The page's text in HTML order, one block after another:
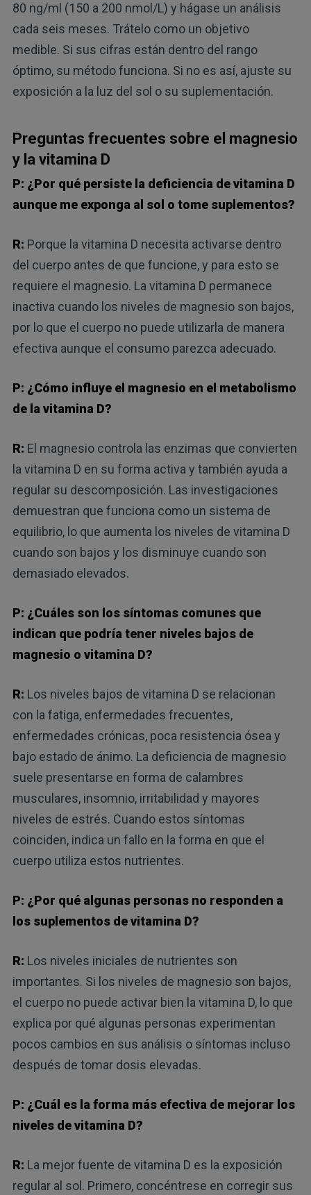
80 ng/ml (150 a 200 nmol/L) y hágase un análisis
cada seis meses. Trátelo como un objetivo
medible. Si sus cifras están dentro del rango
óptimo, su método funciona. Si no es así, ajuste su
exposición a la luz del sol o su suplementación.
Preguntas frecuentes sobre el magnesio
y la vitamina D
P: ¿Por qué persiste la deficiencia de vitamina D
aunque me exponga al sol o tome suplementos?
R: Porque la vitamina D necesita activarse dentro
del cuerpo antes de que funcione, y para esto se
requiere el magnesio. La vitamina D permanece
inactiva cuando los niveles de magnesio son bajos,
por lo que el cuerpo no puede utilizarla de manera
efectiva aunque el consumo parezca adecuado.
P: ¿Cómo influye el magnesio en el metabolismo
de la vitamina D?
R: El magnesio controla las enzimas que convierten
la vitamina D en su forma activa y también ayuda a
regular su descomposición. Las investigaciones
demuestran que funciona como un sistema de
equilibrio, lo que aumenta los niveles de vitamina D
cuando son bajos y los disminuye cuando son
demasiado elevados.
P: ¿Cuáles son los síntomas comunes que
indican que podría tener niveles bajos de
magnesio o vitamina D?
R: Los niveles bajos de vitamina D se relacionan
con la fatiga, enfermedades frecuentes,
enfermedades crónicas, poca resistencia ósea y
bajo estado de ánimo. La deficiencia de magnesio
suele presentarse en forma de calambres
musculares, insomnio, irritabilidad y mayores
niveles de estrés. Cuando estos síntomas
coinciden, indica un fallo en la forma en que el
cuerpo utiliza estos nutrientes.
P: ¿Por qué algunas personas no responden a
los suplementos de vitamina D?
R: Los niveles iniciales de nutrientes son
importantes. Si los niveles de magnesio son bajos,
el cuerpo no puede activar bien la vitamina D, lo que
explica por qué algunas personas experimentan
pocos cambios en sus análisis o síntomas incluso
después de tomar dosis elevadas.
P: ¿Cuál es la forma más efectiva de mejorar los
niveles de vitamina D?
R: La mejor fuente de vitamina D es la exposición
regular al sol. Primero, concéntrese en corregir sus